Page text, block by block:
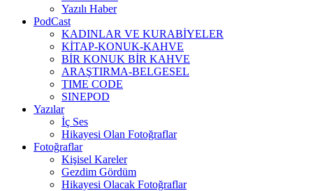
Yazılı Haber
PodCast
KADINLAR VE KURABİYELER
KİTAP-KONUK-KAHVE
BİR KONUK BİR KAHVE
ARAŞTIRMA-BELGESEL
TIME CODE
SINEPOD
Yazılar
İç Ses
Hikayesi Olan Fotoğraflar
Fotoğraflar
Kişisel Kareler
Gezdim Gördüm
Hikayesi Olacak Fotoğraflar